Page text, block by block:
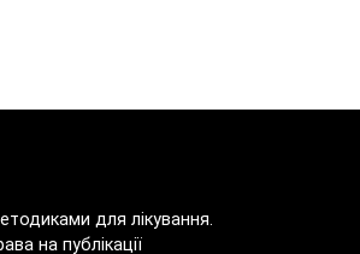
для лікування.
на публікації